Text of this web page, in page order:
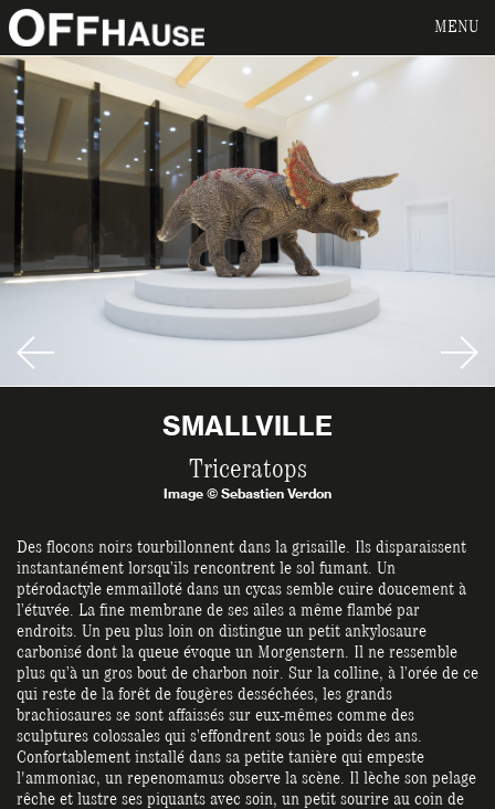
MENU
SMALLVILLE
Triceratops
Image © Sebastien Verdon
Des flocons noirs tourbillonnent dans la grisaille. Ils disparaissent
instantanément lorsqu’ils rencontrent le sol fumant. Un
ptérodactyle emmailloté dans un cycas semble cuire doucement à
l’étuvée. La fine membrane de ses ailes a même flambé par
endroits. Un peu plus loin on distingue un petit ankylosaure
carbonisé dont la queue évoque un Morgenstern. Il ne ressemble
plus qu’à un gros bout de charbon noir. Sur la colline, à l’orée de ce
qui reste de la forêt de fougères desséchées, les grands
brachiosaures se sont affaissés sur eux-mêmes comme des
sculptures colossales qui s’effondrent sous le poids des ans.
Confortablement installé dans sa petite tanière qui empeste
l'ammoniac, un repenomamus observe la scène. Il lèche son pelage
rêche et lustre ses piquants avec soin, un petit sourire au coin de